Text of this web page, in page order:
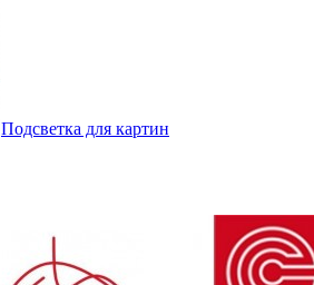
Подсветка для картин